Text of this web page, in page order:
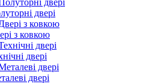
двері
з ковкою
двері
двері